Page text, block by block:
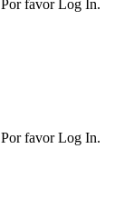
favor Log In.
favor Log In.